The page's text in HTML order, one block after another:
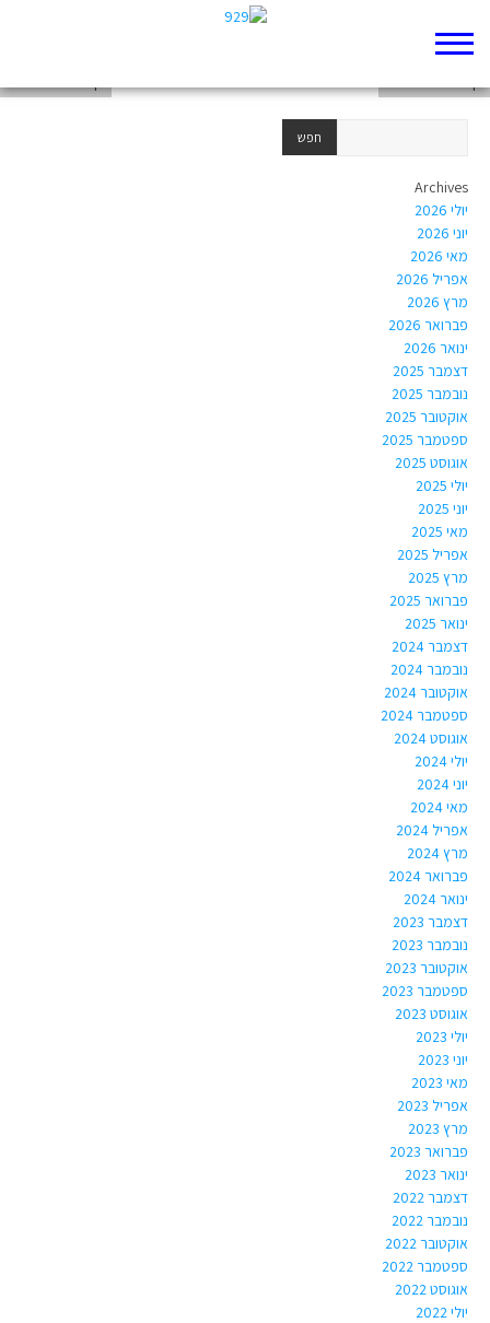
Archives
יולי 2026
יוני 2026
מאי 2026
אפריל 2026
מרץ 2026
פברואר 2026
ינואר 2026
דצמבר 2025
נובמבר 2025
אוקטובר 2025
ספטמבר 2025
אוגוסט 2025
יולי 2025
יוני 2025
מאי 2025
אפריל 2025
מרץ 2025
פברואר 2025
ינואר 2025
דצמבר 2024
נובמבר 2024
אוקטובר 2024
ספטמבר 2024
אוגוסט 2024
יולי 2024
יוני 2024
מאי 2024
אפריל 2024
מרץ 2024
פברואר 2024
ינואר 2024
דצמבר 2023
נובמבר 2023
אוקטובר 2023
ספטמבר 2023
אוגוסט 2023
יולי 2023
יוני 2023
מאי 2023
אפריל 2023
מרץ 2023
פברואר 2023
ינואר 2023
דצמבר 2022
נובמבר 2022
אוקטובר 2022
ספטמבר 2022
אוגוסט 2022
יולי 2022